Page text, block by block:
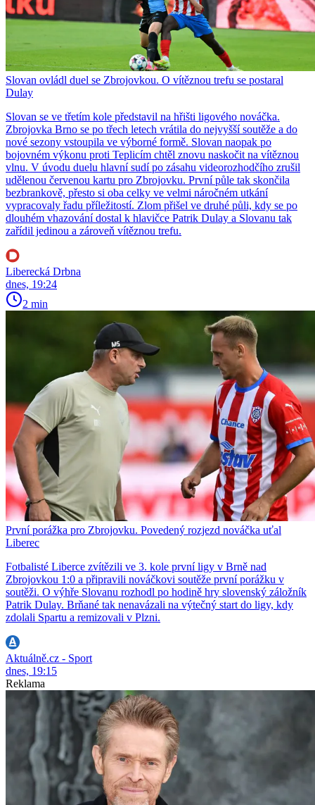
Slovan ovládl duel se Zbrojovkou. O vítěznou trefu se postaral
Dulay
Slovan se ve třetím kole představil na hřišti ligového nováčka.
Zbrojovka Brno se po třech letech vrátila do nejvyšší soutěže a do
nové sezony vstoupila ve výborné formě. Slovan naopak po
bojovném výkonu proti Teplicím chtěl znovu naskočit na vítěznou
vlnu. V úvodu duelu hlavní sudí po zásahu videorozhodčího zrušil
udělenou červenou kartu pro Zbrojovku. První půle tak skončila
bezbrankově, přesto si oba celky ve velmi náročném utkání
vypracovaly řadu příležitostí. Zlom přišel ve druhé půli, kdy se po
dlouhém vhazování dostal k hlavičce Patrik Dulay a Slovanu tak
zařídil jedinou a zároveň vítěznou trefu.
Liberecká Drbna
dnes, 19:24
2 min
První porážka pro Zbrojovku. Povedený rozjezd nováčka uťal
Liberec
Fotbalisté Liberce zvítězili ve 3. kole první ligy v Brně nad
Zbrojovkou 1:0 a připravili nováčkovi soutěže první porážku v
soutěži. O výhře Slovanu rozhodl po hodině hry slovenský záložník
Patrik Dulay. Brňané tak nenavázali na výtečný start do ligy, kdy
zdolali Spartu a remizovali v Plzni.
Aktuálně.cz - Sport
dnes, 19:15
Reklama